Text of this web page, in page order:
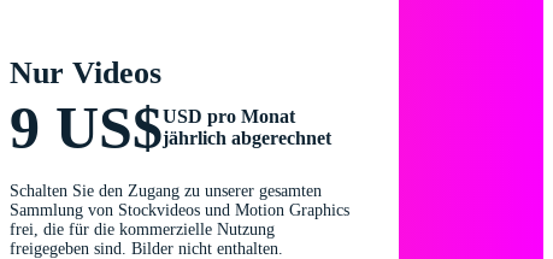
Nur Videos
9 US$USD pro Monat
jährlich abgerechnet
Schalten Sie den Zugang zu unserer gesamten
Sammlung von Stockvideos und Motion Graphics
frei, die für die kommerzielle Nutzung
freigegeben sind. Bilder nicht enthalten.